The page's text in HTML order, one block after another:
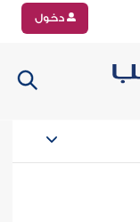
دخول